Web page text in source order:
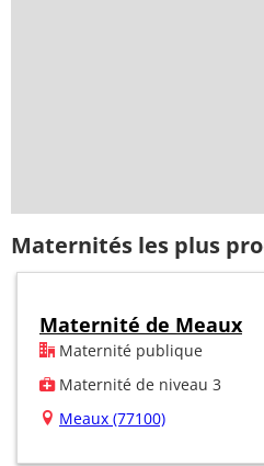
Maternités les plus
Maternité de Meaux
Maternité publique
Maternité de niveau 3
Meaux (77100)